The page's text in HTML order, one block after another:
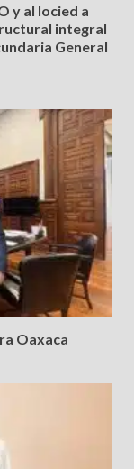
y al Iocied a
integral
General
Oaxaca